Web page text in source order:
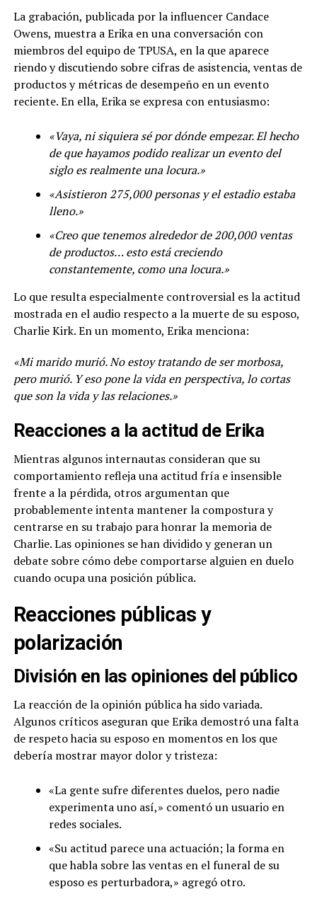
La grabación, publicada por la influencer Candace
Owens, muestra a Erika en una conversación con
miembros del equipo de TPUSA, en la que aparece
riendo y discutiendo sobre cifras de asistencia, ventas de
productos y métricas de desempeño en un evento
reciente. En ella, Erika se expresa con entusiasmo:
«Vaya, ni siquiera sé por dónde empezar. El hecho
de que hayamos podido realizar un evento del
siglo es realmente una locura.»
«Asistieron 275,000 personas y el estadio estaba
lleno.»
«Creo que tenemos alrededor de 200,000 ventas
de productos… esto está creciendo
constantemente, como una locura.»
Lo que resulta especialmente controversial es la actitud
mostrada en el audio respecto a la muerte de su esposo,
Charlie Kirk. En un momento, Erika menciona:
«Mi marido murió. No estoy tratando de ser morbosa,
pero murió. Y eso pone la vida en perspectiva, lo cortas
que son la vida y las relaciones.»
Reacciones a la actitud de Erika
Mientras algunos internautas consideran que su
comportamiento refleja una actitud fría e insensible
frente a la pérdida, otros argumentan que
probablemente intenta mantener la compostura y
centrarse en su trabajo para honrar la memoria de
Charlie. Las opiniones se han dividido y generan un
debate sobre cómo debe comportarse alguien en duelo
cuando ocupa una posición pública.
Reacciones públicas y
polarización
División en las opiniones del público
La reacción de la opinión pública ha sido variada.
Algunos críticos aseguran que Erika demostró una falta
de respeto hacia su esposo en momentos en los que
debería mostrar mayor dolor y tristeza:
«La gente sufre diferentes duelos, pero nadie
experimenta uno así,» comentó un usuario en
redes sociales.
«Su actitud parece una actuación; la forma en
que habla sobre las ventas en el funeral de su
esposo es perturbadora,» agregó otro.